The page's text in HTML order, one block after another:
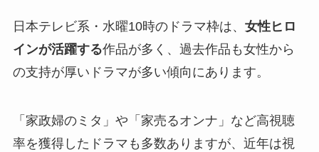
日本テレビ系・水曜10時のドラマ枠は、 女性ヒロ
インが活躍する作品が多く、過去作品も女性から
の支持が厚いドラマが多い傾向にあります。
「家政婦のミタ」や「家売るオンナ」など高視聴
率を獲得したドラマも多数ありますが、近年は視